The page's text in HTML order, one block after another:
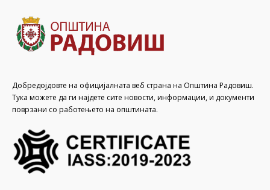
Добредојдовте на официјалната веб страна на Општина Радовиш.
Тука можете да ги најдете сите новости, информации, и документи
поврзани со работењето на општината.